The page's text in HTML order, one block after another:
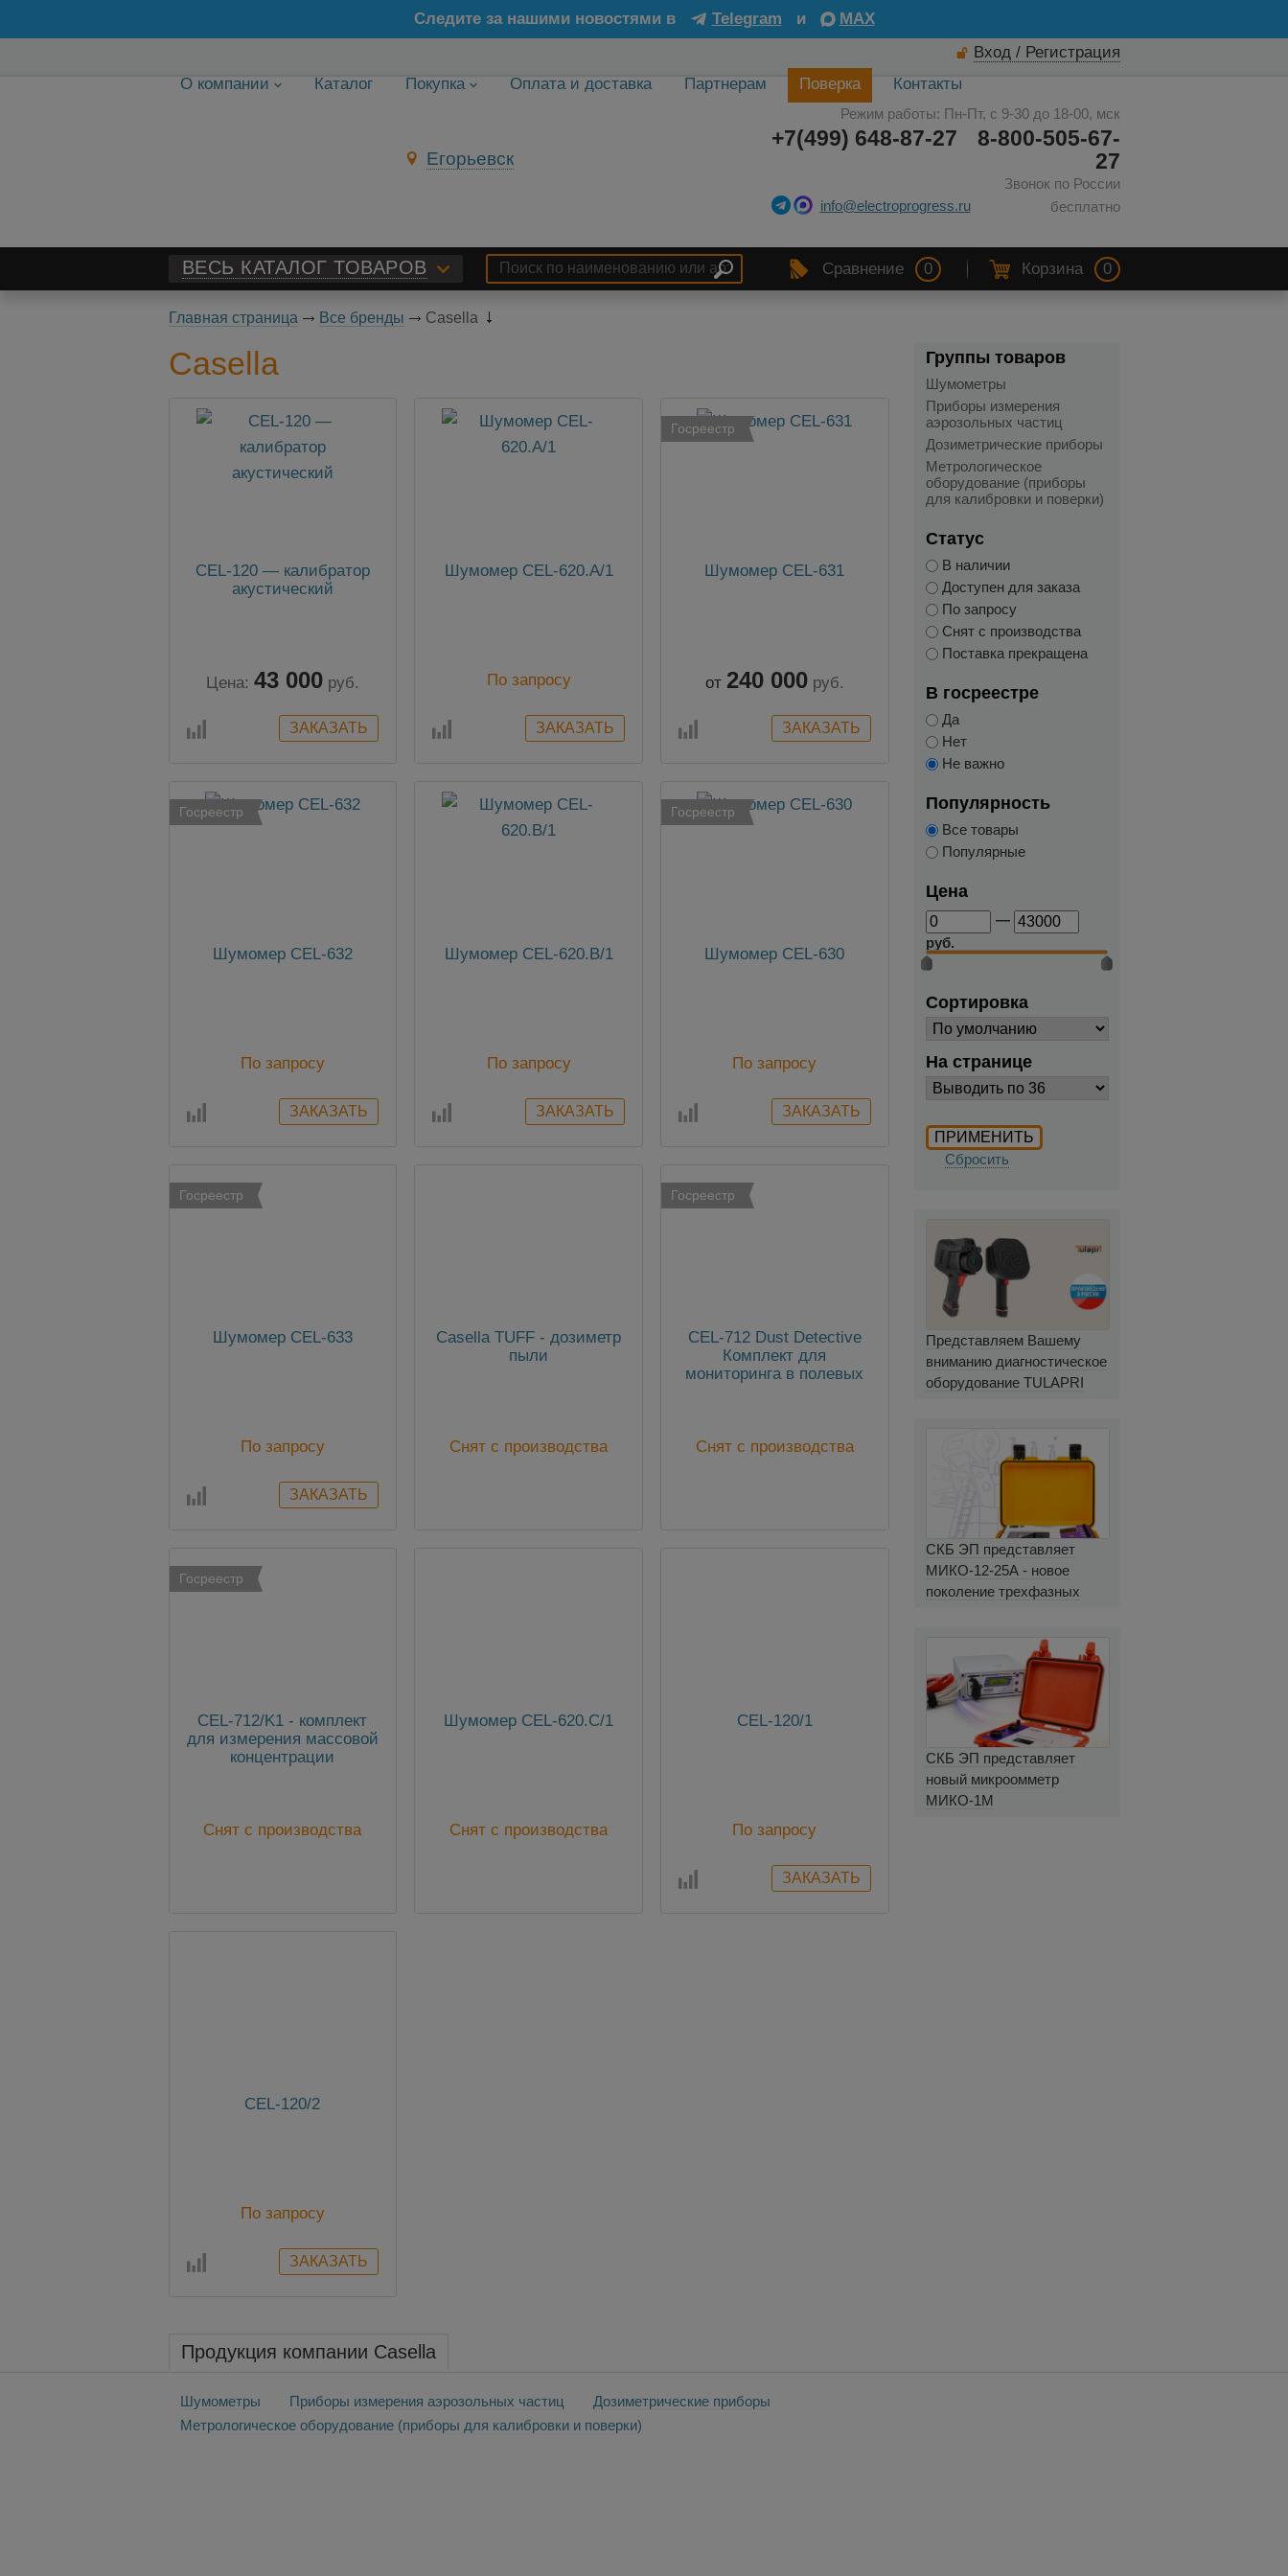
Следите за нашими новостями в Telegram и
MAX
Вход / Регистрация
О компании
Каталог Покупка Оплата и доставка Партнерам Поверка Контакты
Егорьевск
Режим работы: Пн-Пт, с 9-30 до 18-00, мск
8-800-505-67-
27
Звонок по России
бесплатно
+7(499) 648-87-27
info@electroprogress.ru
ВЕСЬ КАТАЛОГ ТОВАРОВ Сравнение 0 Корзина 0
Главная страница Все бренды Casella
Casella
CEL-120 — калибратор
акустический
Цена: 43 000 руб.
Шумомер CEL-620.A/1
По запросу
Госреестр
Шумомер CEL-631
от 240 000 руб.
Госреестр
Шумомер CEL-632
По запросу
Шумомер CEL-620.B/1
По запросу
Госреестр
Шумомер CEL-630
По запросу
Госреестр
Шумомер CEL-633
По запросу
Casella TUFF - дозиметр
пыли
Снят с производства
Госреестр
CEL-712 Dust Detective
Комплект для
мониторинга в полевых
Снят с производства
Госреестр
CEL-712/K1 - комплект
для измерения массовой
концентрации
Снят с производства
Шумомер CEL-620.C/1
Снят с производства
CEL-120/1
По запросу
CEL-120/2
По запросу
Группы товаров
Шумометры
Приборы измерения
аэрозольных частиц
Дозиметрические приборы
Метрологическое
оборудование (приборы
для калибровки и поверки)
Статус
В наличии
Доступен для заказа
По запросу
Снят с производства
Поставка прекращена
В госреестре
Да
Нет
Не важно
Популярность
Все товары
Популярные
Цена
—
руб.
Сортировка
На странице
Сбросить
Представляем Вашему
вниманию диагностическое
оборудование TULAPRI
СКБ ЭП представляет
МИКО-12-25А - новое
поколение трехфазных
СКБ ЭП представляет
новый микроомметр
МИКО-1М
Продукция компании Casella
Шумометры Приборы измерения аэрозольных частиц
Дозиметрические приборы
Метрологическое оборудование (приборы для калибровки и поверки)